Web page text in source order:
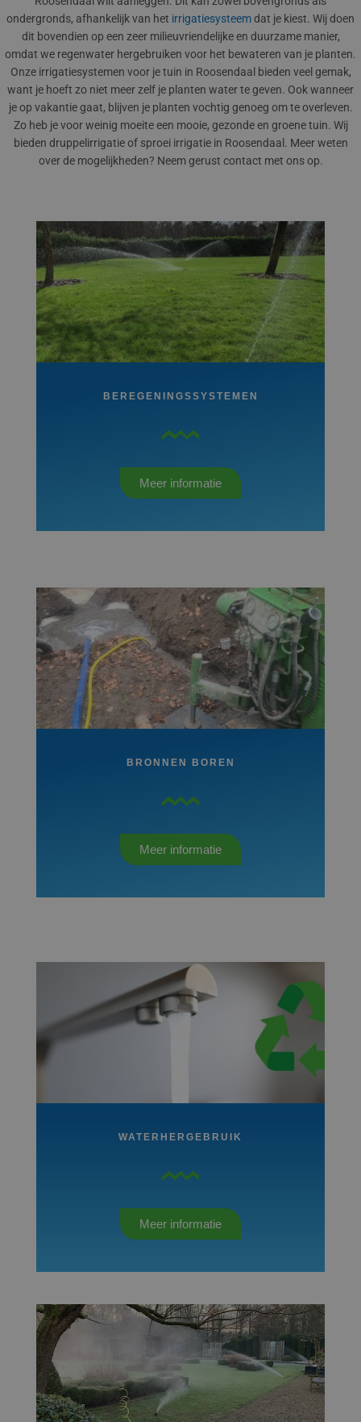
ondergronds, afhankelijk van het irrigatiesysteemdat je kiest. Wij doen
dit bovendien op een zeer milieuvriendelijke en duurzame manier,
omdat we regenwater hergebruiken voor het bewateren van je planten.
Onze irrigatiesystemen voor je tuin in Roosendaal bieden veel gemak,
want je hoeft zo niet meer zelf je planten water te geven. Ook wanneer
je op vakantie gaat, blijven je planten vochtig genoeg om te overleven.
Zo heb je voor weinig moeite een mooie, gezonde en groene tuin. Wij
bieden druppelirrigatie of sproei irrigatie in Roosendaal. Meer weten
over de mogelijkheden? Neem gerust contact met ons op.
BEREGENINGSSYSTEMEN
Meer informatie
BRONNEN BOREN
Meer informatie
WATERHERGEBRUIK
Meer informatie